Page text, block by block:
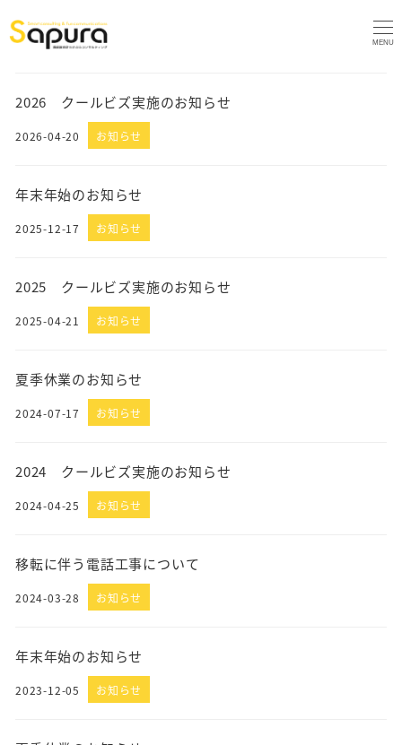
MENU
2026 クールビズ実施のお知らせ
2026-04-20 お知らせ
年末年始のお知らせ
2025-12-17 お知らせ
2025 クールビズ実施のお知らせ
2025-04-21 お知らせ
夏季休業のお知らせ
2024-07-17 お知らせ
2024 クールビズ実施のお知らせ
2024-04-25 お知らせ
移転に伴う電話工事について
2024-03-28 お知らせ
年末年始のお知らせ
2023-12-05 お知らせ